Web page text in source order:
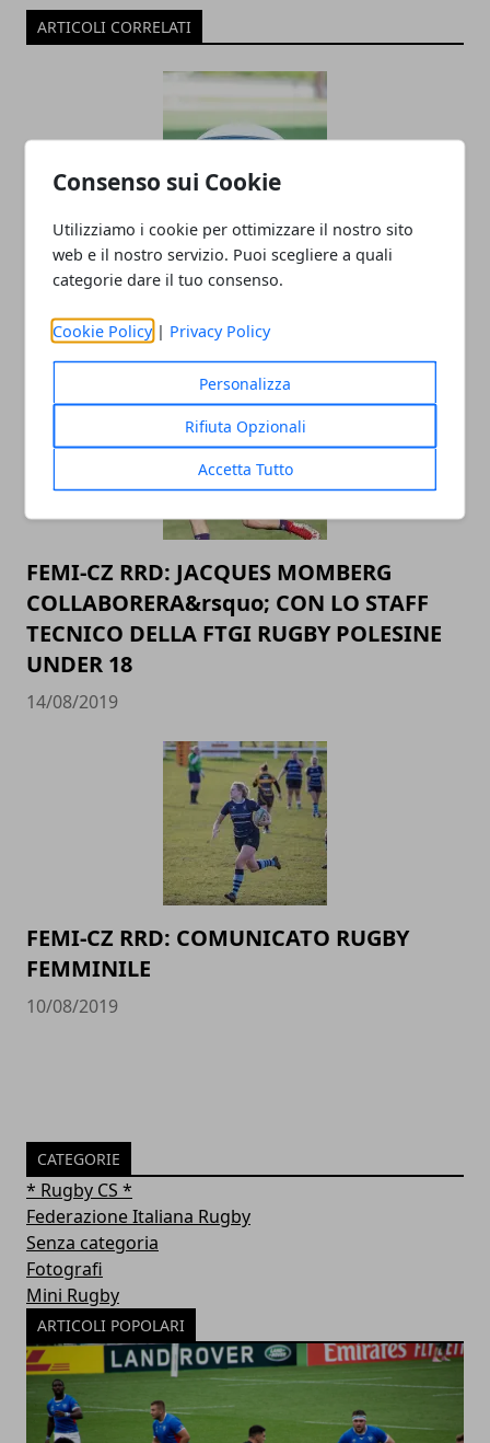
Consenso sui Cookie
Utilizziamo i cookie per ottimizzare il nostro sito
web e il nostro servizio. Puoi scegliere a quali
categorie dare il tuo consenso.
Cookie Policy | Privacy Policy
Personalizza
Rifiuta Opzionali
Accetta Tutto
ARTICOLI CORRELATI
FEMI-CZ RRD: MARC THOMAS RITORNA
IN GALLES
20/08/2019
FEMI-CZ RRD: JACQUES MOMBERG
COLLABORERA&rsquo; CON LO STAFF
TECNICO DELLA FTGI RUGBY POLESINE
UNDER 18
14/08/2019
FEMI-CZ RRD: COMUNICATO RUGBY
FEMMINILE
10/08/2019
CATEGORIE
* Rugby CS *
Federazione Italiana Rugby
Senza categoria
Fotografi
Mini Rugby
ARTICOLI POPOLARI